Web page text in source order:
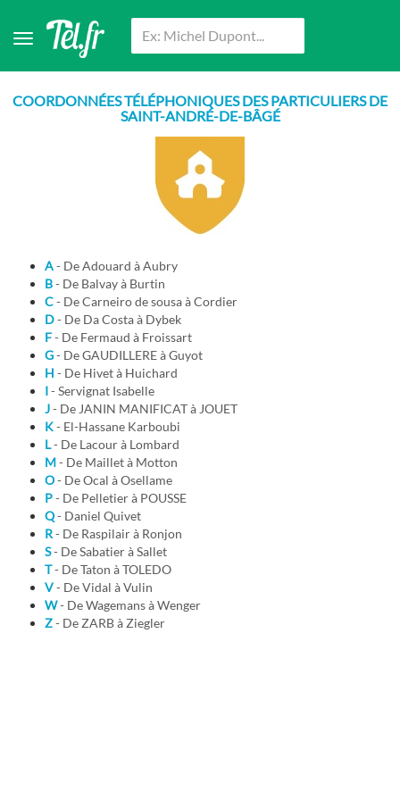
COORDONNÉES TÉLÉPHONIQUES DES PARTICULIERS DE
SAINT-ANDRÉ-DE-BÂGÉ
A
- De Adouard à Aubry
B
- De Balvay à Burtin
C
- De Carneiro de sousa à Cordier
D
- De Da Costa à Dybek
F
- De Fermaud à Froissart
G
- De GAUDILLERE à Guyot
H
- De Hivet à Huichard
I
- Servignat Isabelle
J
- De JANIN MANIFICAT à JOUET
K
- El-Hassane Karboubi
L
- De Lacour à Lombard
M
- De Maillet à Motton
O
- De Ocal à Osellame
P
- De Pelletier à POUSSE
Q
- Daniel Quivet
R
- De Raspilair à Ronjon
S
- De Sabatier à Sallet
T
- De Taton à TOLEDO
V
- De Vidal à Vulin
W
- De Wagemans à Wenger
Z
- De ZARB à Ziegler